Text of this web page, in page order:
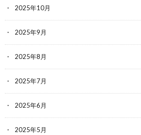
2025年10月
2025年9月
2025年8月
2025年7月
2025年6月
2025年5月